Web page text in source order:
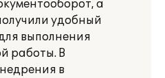
а
удобный
выполнения
работы. В
в